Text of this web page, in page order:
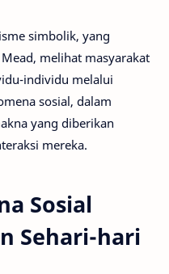
simbolik, yang
melihat masyarakat
individu melalui
sosial, dalam
yang diberikan
mereka.
Sosial
Sehari-hari